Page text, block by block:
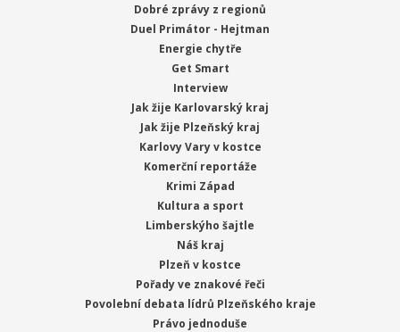
Dobré zprávy z regionů
Duel Primátor - Hejtman
Energie chytře
Get Smart
Interview
Jak žije Karlovarský kraj
Jak žije Plzeňský kraj
Karlovy Vary v kostce
Komerční reportáže
Krimi Západ
Kultura a sport
Limberskýho šajtle
Náš kraj
Plzeň v kostce
Pořady ve znakové řeči
Povolební debata lídrů Plzeňského kraje
Právo jednoduše